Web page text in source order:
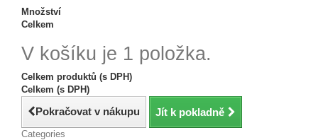
Množství
Celkem
V košíku je 1 položka.
Celkem produktů (s DPH)
Celkem (s DPH)
Pokračovat v nákupu Jít k pokladně
Categories